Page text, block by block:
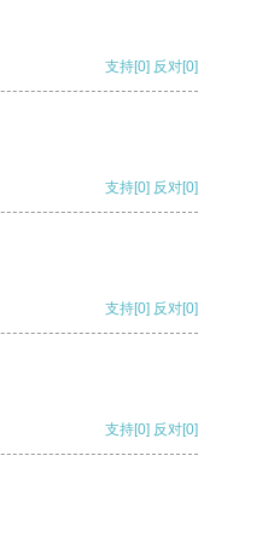
支持[0] 反对[0]
支持[0] 反对[0]
支持[0] 反对[0]
支持[0] 反对[0]